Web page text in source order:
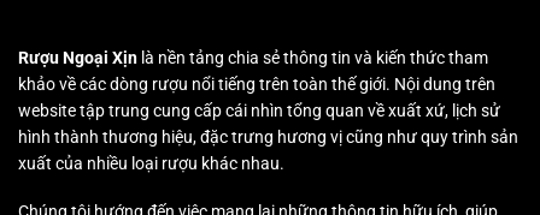
Rượu Ngoại Xịn là nền tảng chia sẻ thông tin và kiến thức tham
khảo về các dòng rượu nổi tiếng trên toàn thế giới. Nội dung trên
website tập trung cung cấp cái nhìn tổng quan về xuất xứ, lịch sử
hình thành thương hiệu, đặc trưng hương vị cũng như quy trình sản
xuất của nhiều loại rượu khác nhau.